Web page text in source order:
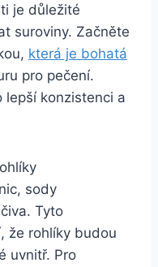
je důležité
suroviny. Začněte
která je bohatá
pro pečení.
lepší konzistenci a
sody
Tyto
že rohlíky budou
uvnitř. Pro